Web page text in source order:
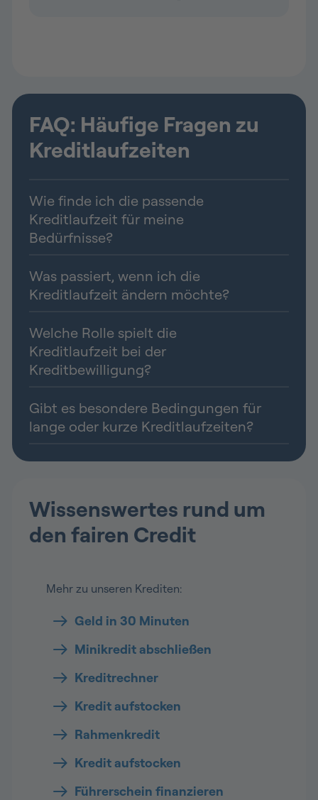
FAQ: Häufige Fragen zu
Kreditlaufzeiten
Wie finde ich die passende
Kreditlaufzeit für meine
Bedürfnisse?
Was passiert, wenn ich die
Kreditlaufzeit ändern möchte?
Welche Rolle spielt die
Kreditlaufzeit bei der
Kreditbewilligung?
Gibt es besondere Bedingungen für
lange oder kurze Kreditlaufzeiten?
Wissenswertes rund um
den fairen Credit
Mehr zu unseren Krediten:
Geld in 30 Minuten
Minikredit abschließen
Kreditrechner
Kredit aufstocken
Rahmenkredit
Kredit aufstocken
Führerschein finanzieren